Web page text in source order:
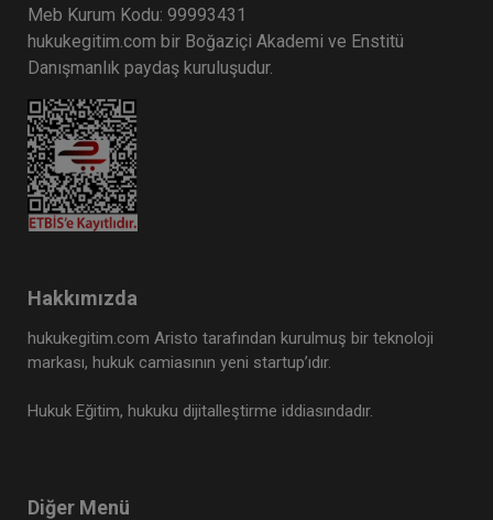
Meb Kurum Kodu: 99993431
hukukegitim.com bir Boğaziçi Akademi ve Enstitü
Danışmanlık paydaş kuruluşudur.
Hakkımızda
hukukegitim.com Aristo tarafından kurulmuş bir teknoloji
markası, hukuk camiasının yeni startup’ıdır.
Hukuk Eğitim, hukuku dijitalleştirme iddiasındadır.
Diğer Menü